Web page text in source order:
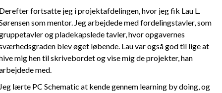
fortsatte jeg i projektafdelingen, hvor jeg fik Lau L.
som mentor. Jeg arbejdede med fordelingstavler, som
og pladekapslede tavler, hvor opgavernes
blev øget løbende. Lau var også god til lige at
mig hen til skrivebordet og vise mig de projekter, han
med.
lærte PC Schematic at kende gennem learning by doing, og